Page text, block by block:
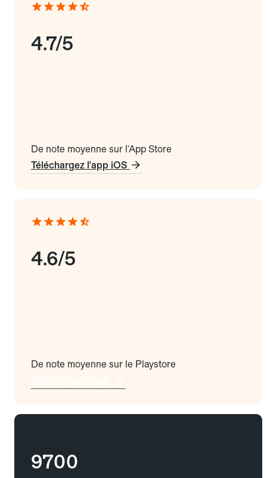
4.7/5
De note moyenne sur l'App Store
Téléchargez l'app iOS
4.6/5
De note moyenne sur le Playstore
9700